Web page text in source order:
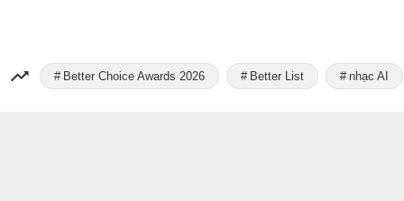
Better Choice Awards 2026 Better List nhạc AI